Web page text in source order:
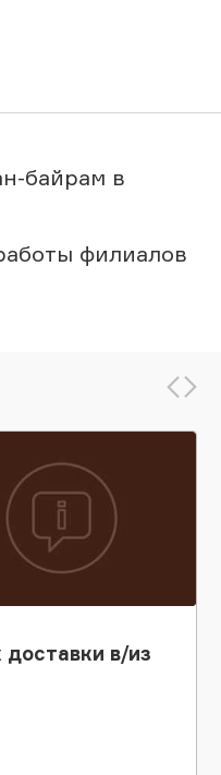
байрам в
филиалов
доставки в/из